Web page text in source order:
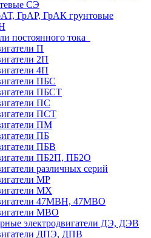
СЭ
ГрАР, ГрАК грунтовые
постоянного тока
П
2П
4П
ПБС
ПБСТ
ПС
ПСТ
ПМ
ПБ
ПБВ
ПБ2П, ПБ2О
различных серий
МР
MX
47MBH, 47МВО
MBO
электродвигатели ДЭ, ДЭВ
ДПЭ, ДПВ